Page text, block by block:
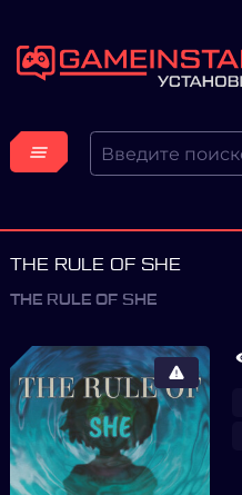
THE RULE OF SHE
THE RULE OF SHE